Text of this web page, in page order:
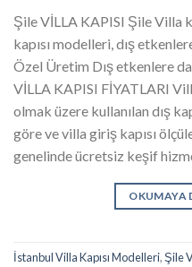
Şile VİLLA KAPISI Şile Villa
kapısı modelleri, dış
Özel Üretim Dış etkenlere
VİLLA KAPISI FİYATLARI
olmak üzere kullanılan dış
göre ve villa giriş kapısı
genelinde ücretsiz keşif
OKUMAYA
İstanbul Villa Kapısı Modelleri,Şile